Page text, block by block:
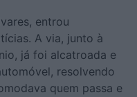
entrou
A via, junto à
já foi alcatroada e
resolvendo
quem passa e